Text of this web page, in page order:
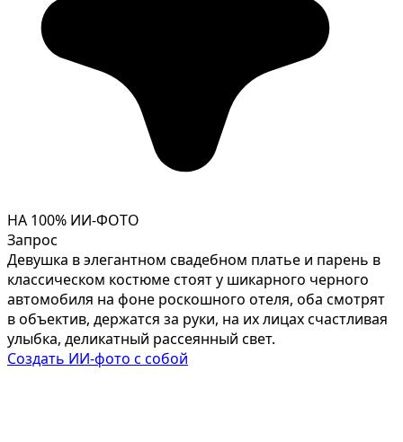
НА 100% ИИ-ФОТО
Запрос
Девушка в элегантном свадебном платье и парень в
классическом костюме стоят у шикарного черного
автомобиля на фоне роскошного отеля, оба смотрят
в объектив, держатся за руки, на их лицах счастливая
улыбка, деликатный рассеянный свет.
Создать ИИ-фото с собой